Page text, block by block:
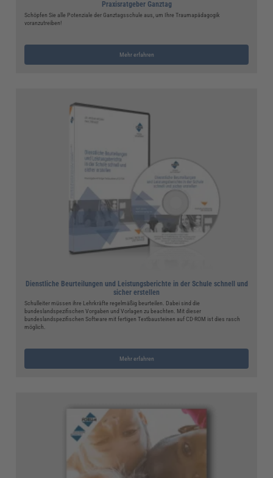
Praxisratgeber Ganztag
Schöpfen Sie alle Potenziale der Ganztagsschule aus, um Ihre Traumapädagogik
voranzutreiben!
Mehr erfahren
Dienstliche Beurteilungen und Leistungsberichte in der Schule schnell und
sicher erstellen
Schulleiter müssen ihre Lehrkräfte regelmäßig beurteilen. Dabei sind die
bundeslandspezifischen Vorgaben und Vorlagen zu beachten. Mit dieser
bundeslandspezifischen Software mit fertigen Textbausteinen auf CD-ROM ist dies rasch
möglich.
Mehr erfahren